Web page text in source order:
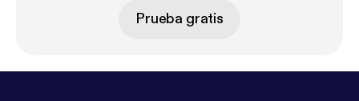
Prueba gratis